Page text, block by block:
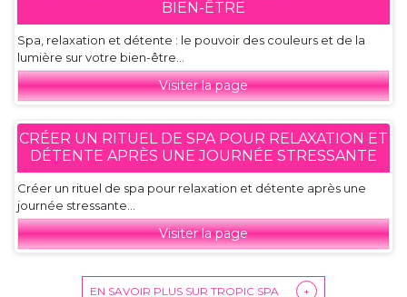
BIEN-ÊTRE
Spa, relaxation et détente : le pouvoir des couleurs et de la
lumière sur votre bien-être...
Visiter la page
CRÉER UN RITUEL DE SPA POUR RELAXATION ET
DÉTENTE APRÈS UNE JOURNÉE STRESSANTE
Créer un rituel de spa pour relaxation et détente après une
journée stressante...
Visiter la page
EN SAVOIR PLUS SUR TROPIC SPA +